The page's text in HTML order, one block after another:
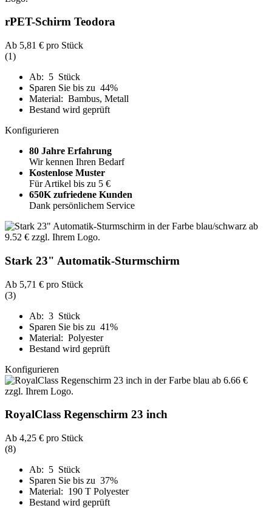
rPET-Schirm Teodora
Ab 5,81 € pro Stück
(1)
Ab: 5 Stück
Sparen Sie bis zu 44%
Material: Bambus, Metall
Bestand wird geprüft
Konfigurieren
80 Jahre Erfahrung
Wir kennen Ihren Bedarf
Kostenlose Muster
Für Artikel bis zu 5 €
650K zufriedene Kunden
Dank persönlichem Service
Stark 23" Automatik-Sturmschirm
Ab 5,71 € pro Stück
(3)
Ab: 3 Stück
Sparen Sie bis zu 41%
Material: Polyester
Bestand wird geprüft
Konfigurieren
RoyalClass Regenschirm 23 inch
Ab 4,25 € pro Stück
(8)
Ab: 5 Stück
Sparen Sie bis zu 37%
Material: 190 T Polyester
Bestand wird geprüft